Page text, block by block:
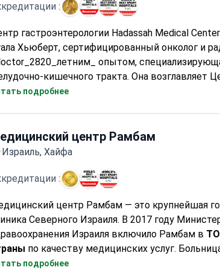
:
гастроэнтерологии Hadassah Medical
Хьюберт, сертифицированный онколог и
опытом,
кишечного тракта. Она возглавляет
старшим врачом отделения онкологии,
подробнее
центр Рамбам
Израиль, Хайфа
:
центр Рамбам — это крупнейшая
Северного Израиля. В 2017 году
Израиля включило Рамбам в
по качеству медицинских услуг.
клинической и научно-
подробнее